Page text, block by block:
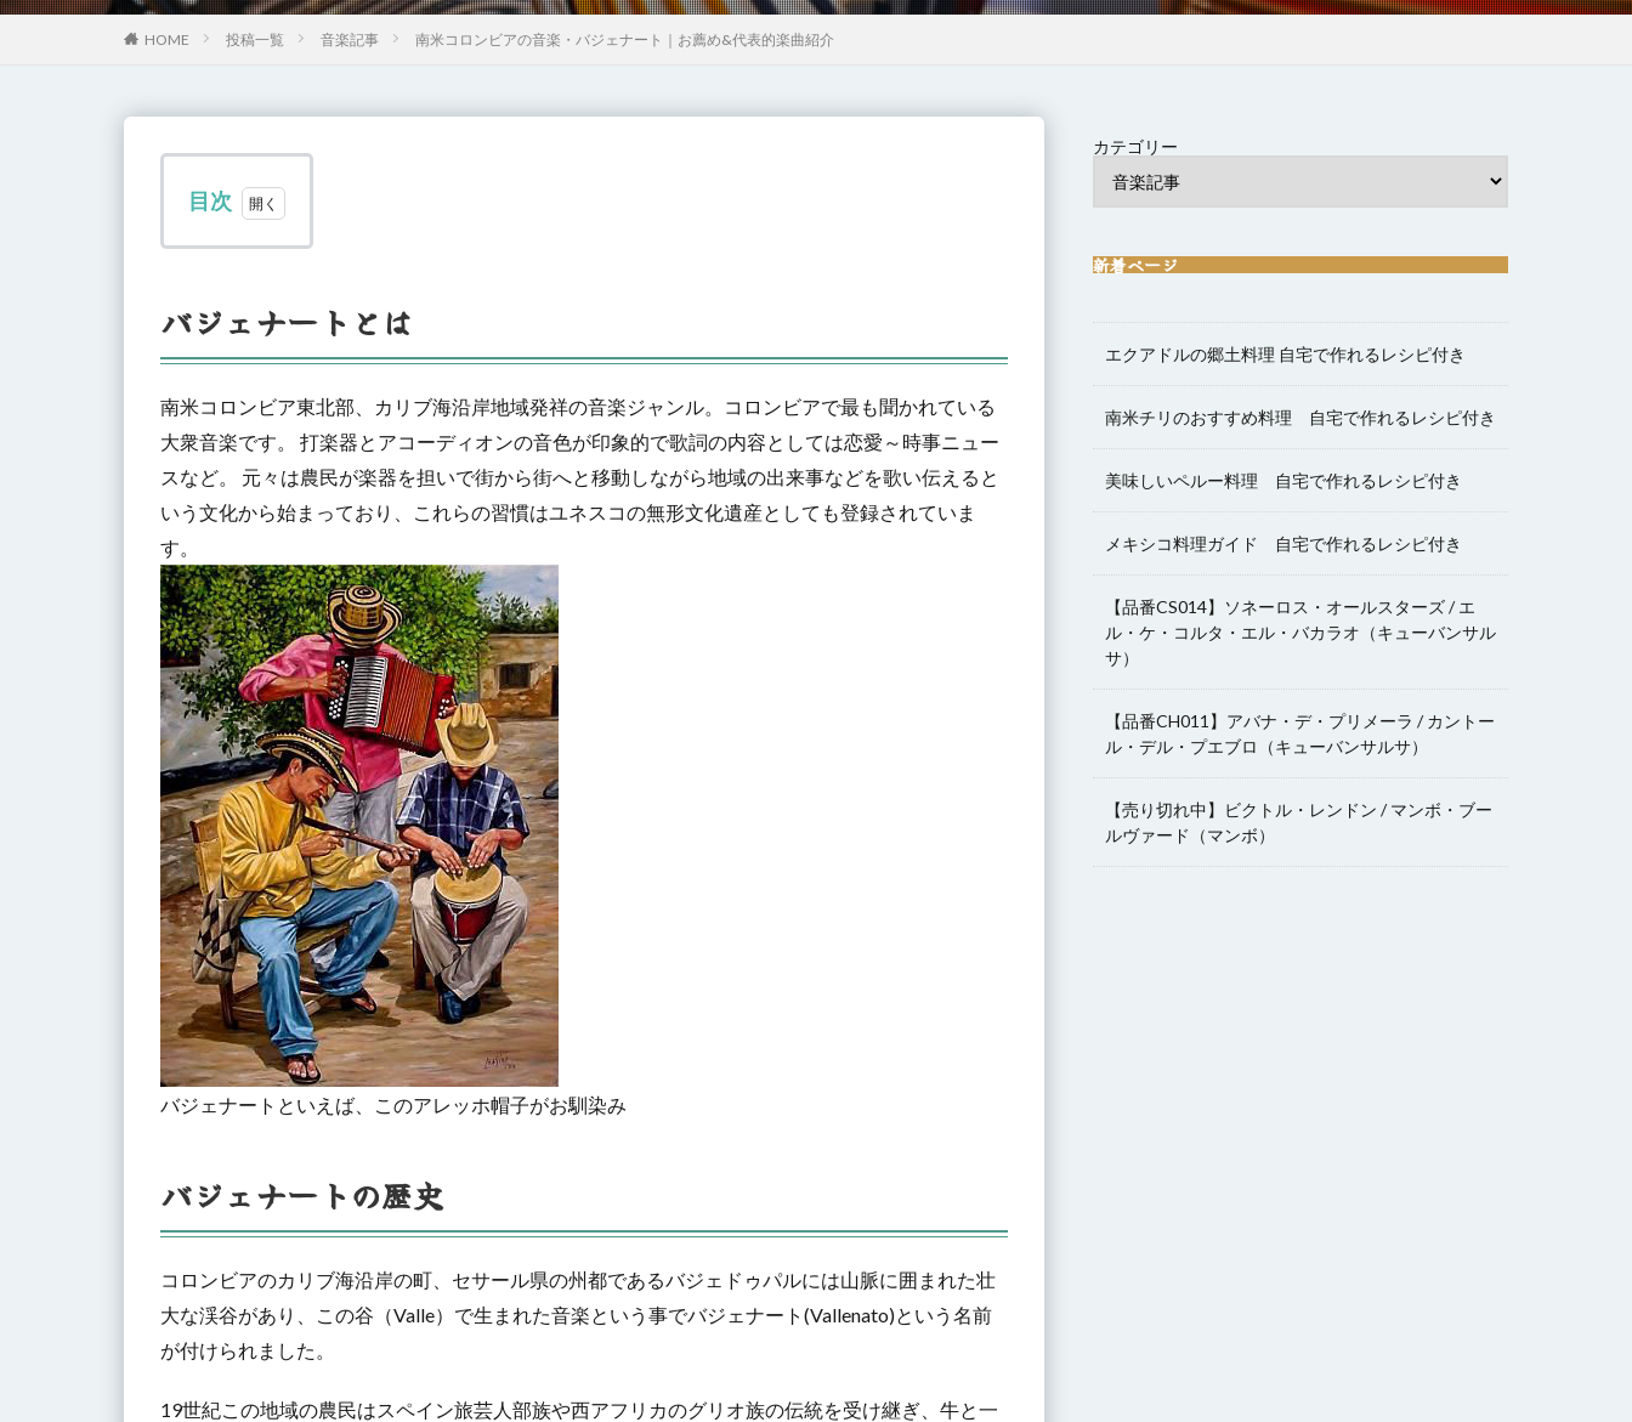
HOME 投稿一覧 音楽記事 南米コロンビアの音楽・バジェナート｜お薦め&代表的楽曲紹介
目次
ート
とは
バジ
ェナ
の歴
史
バジ
ェナ
ート
のお
薦め
音
源、
代表
的楽
曲
バジェナートとは
南米コロンビア東北部、カリブ海沿岸地域発祥の音楽ジャンル。コロンビアで最も聞かれている
大衆音楽です。 打楽器とアコーディオンの音色が印象的で歌詞の内容としては恋愛～時事ニュー
スなど。 元々は農民が楽器を担いで街から街へと移動しながら地域の出来事などを歌い伝えると
いう文化から始まっており、これらの習慣はユネスコの無形文化遺産としても登録されていま
す。
バジェナートといえば、このアレッホ帽子がお馴染み
バジェナートの歴史
コロンビアのカリブ海沿岸の町、セサール県の州都であるバジェドゥパルには山脈に囲まれた壮
大な渓谷があり、この谷（Valle）で生まれた音楽という事でバジェナート(Vallenato)という名前
が付けられました。
19世紀この地域の農民はスペイン旅芸人部族や西アフリカのグリオ族の伝統を受け継ぎ、牛と一
カテゴリー
新着ページ
エクアドルの郷土料理 自宅で作れるレシピ付き
南米チリのおすすめ料理 自宅で作れるレシピ付き
美味しいペルー料理 自宅で作れるレシピ付き
メキシコ料理ガイド 自宅で作れるレシピ付き
【品番CS014】ソネーロス・オールスターズ / エ
ル・ケ・コルタ・エル・バカラオ（キューバンサル
サ）
【品番CH011】アバナ・デ・プリメーラ / カントー
ル・デル・プエブロ（キューバンサルサ）
【売り切れ中】ビクトル・レンドン / マンボ・ブー
ルヴァード（マンボ）